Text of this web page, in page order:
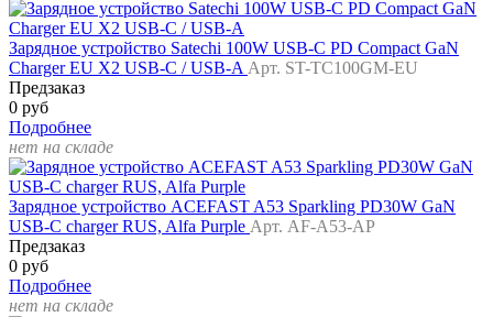
Зарядное устройство Satechi 100W USB-C PD Compact GaN
Charger EU X2 USB-C / USB-AАрт. ST-TC100GM-EU
Предзаказ
0 руб
Подробнее
нет на складе
Зарядное устройство ACEFAST A53 Sparkling PD30W GaN
USB-C charger RUS, Alfa Purple Арт. AF-A53-AP
Предзаказ
0 руб
Подробнее
нет на складе